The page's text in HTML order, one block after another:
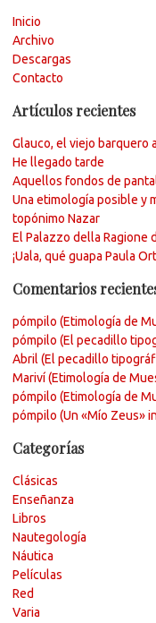
Inicio
Archivo
Descargas
Contacto
Artículos recientes
Glauco, el viejo barquero
He llegado tarde
Aquellos fondos de
Una etimología posible y
topónimo Nazar
El Palazzo della Ragione
¡Uala, qué guapa Paula
Comentarios
pómpilo (Etimología de
pómpilo (El pecadillo
Abril (El pecadillo
Mariví (Etimología de
pómpilo (Etimología de
pómpilo (Un «Mío Zeus»
Categorías
Clásicas
Enseñanza
Libros
Nautegología
Náutica
Películas
Red
Varia